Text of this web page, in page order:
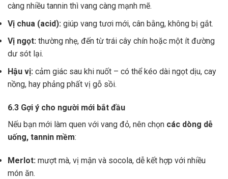
càng nhiều tannin thì vang càng mạnh mẽ.
Vị chua (acid): giúp vang tươi mới, cân bằng, không bị gắt.
Vị ngọt: thường nhẹ, đến từ trái cây chín hoặc một ít đường
dư sót lại.
Hậu vị: cảm giác sau khi nuốt – có thể kéo dài ngọt dịu, cay
nồng, hay phảng phất vị gỗ sồi.
6.3 Gợi ý cho người mới bắt đầu
Nếu bạn mới làm quen với vang đỏ, nên chọn các dòng dễ
uống, tannin mềm:
Merlot: mượt mà, vị mận và socola, dễ kết hợp với nhiều
món ăn.